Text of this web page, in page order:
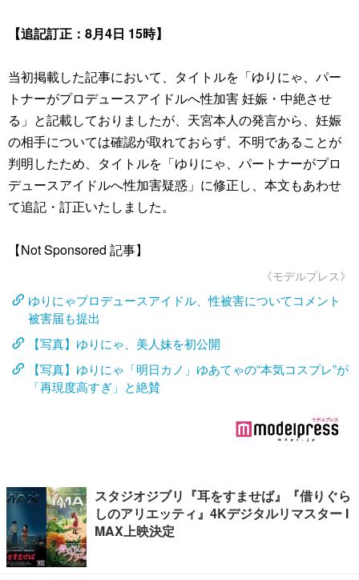
【追記訂正：8月4日 15時】
当初掲載した記事において、タイトルを「ゆりにゃ、パー
トナーがプロデュースアイドルへ性加害 妊娠・中絶させ
る」と記載しておりましたが、天宮本人の発言から、妊娠
の相手については確認が取れておらず、不明であることが
判明したため、タイトルを「ゆりにゃ、パートナーがプロ
デュースアイドルへ性加害疑惑」に修正し、本文もあわせ
て追記・訂正いたしました。
【Not Sponsored 記事】
《モデルプレス》
ゆりにゃプロデュースアイドル、性被害についてコメント
被害届も提出
【写真】ゆりにゃ、美人妹を初公開
【写真】ゆりにゃ「明日カノ」ゆあてゃの“本気コスプレ”が
「再現度高すぎ」と絶賛
スタジオジブリ『耳をすませば』『借りぐら
しのアリエッティ』4Kデジタルリマスター I
MAX上映決定